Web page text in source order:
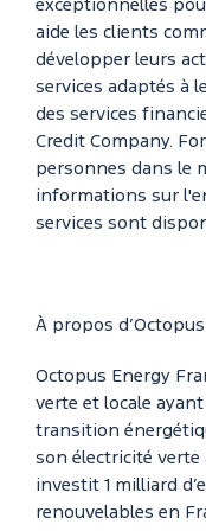
exceptionnelles
aide les clients
développer leurs
services adaptés à
des services
Credit Company.
personnes dans le
informations sur
services sont
À propos
Octopus Energy
verte et locale
transition
son électricité verte
investit 1 milliard
renouvelables en